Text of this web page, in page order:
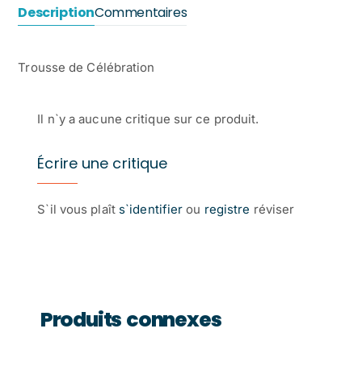
DescriptionCommentaires
Trousse de Célébration
Il n`y a aucune critique sur ce produit.
Écrire une critique
S`il vous plaît s`identifierou registre réviser
Produits connexes